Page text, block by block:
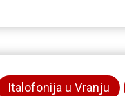
Italofonija u Vranju